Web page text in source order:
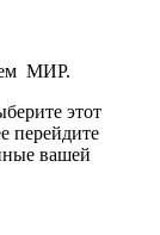
МИР.
этот
перейдите
вашей